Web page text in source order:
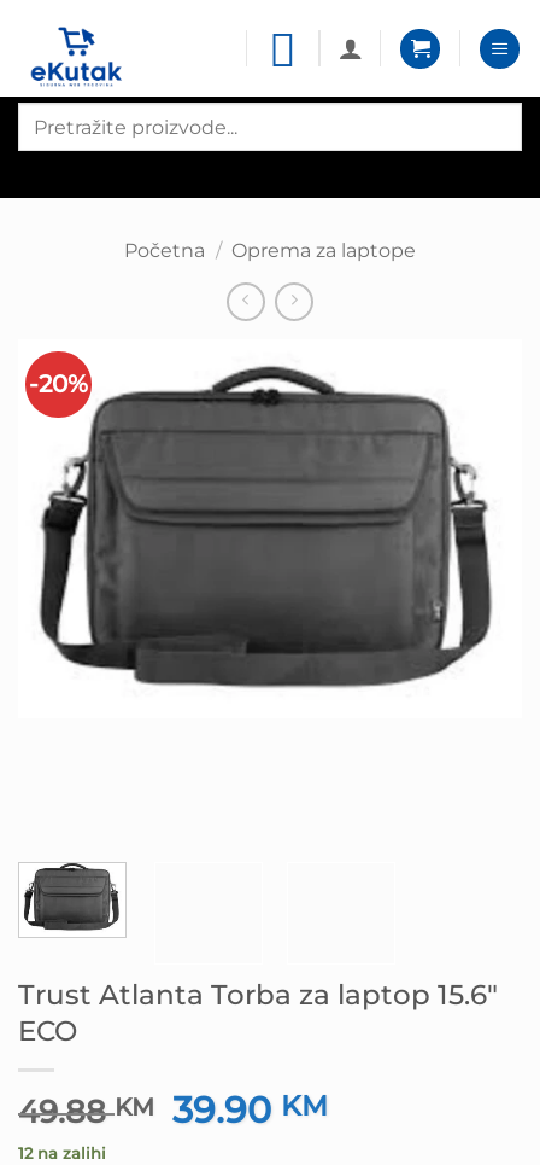
content
search
Početna / Oprema za laptope
-20%
Trust Atlanta Torba za laptop 15.6″
ECO
49.88KM
Izvorna
cijena
39.90 KM
12 na zalihi